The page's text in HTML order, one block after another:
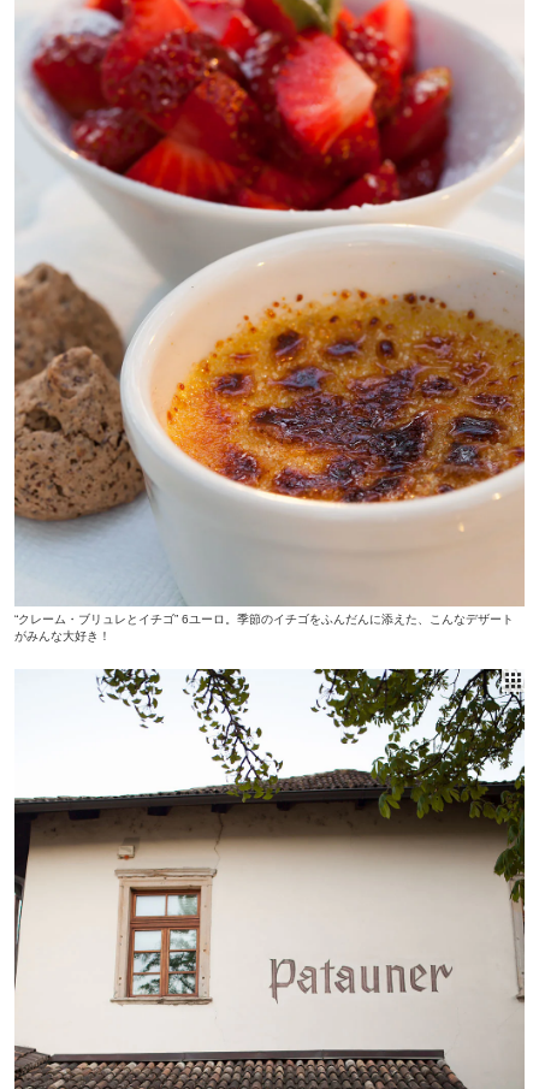
“クレーム・ブリュレとイチゴ” 6ユーロ。季節のイチゴをふんだんに添えた、こんなデザート
がみんな大好き！